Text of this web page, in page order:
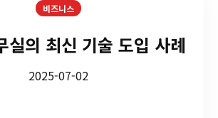
비즈니스
실의 최신 기술 도입 사례
2025-07-02